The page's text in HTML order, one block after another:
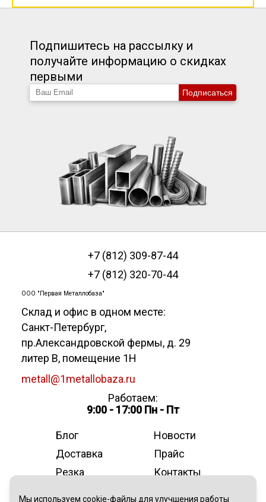
Подпишитесь на рассылку и
получайте информацию о скидках
первыми
Подписаться
+7 (812) 309-87-44
+7 (812) 320-70-44
ООО "Первая Металлобаза"
Склад и офис в одном месте:
Санкт-Петербург,
пр.Александровской фермы, д. 29
литер В, помещение 1Н
metall@1metallobaza.ru
Работаем:
9:00 - 17:00 Пн - Пт
Блог
Новости
Доставка
Прайс
Резка
Контакты
Мы используем cookie-файлы для улучшения работы